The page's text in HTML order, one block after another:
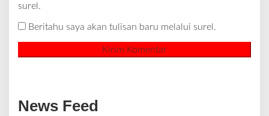
surel.
Beritahu saya akan tulisan baru melalui surel.
News Feed